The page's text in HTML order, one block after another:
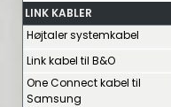
LINK KABLER
Højtaler systemkabel
Link kabel til B&O
One Connect kabel til
Samsung